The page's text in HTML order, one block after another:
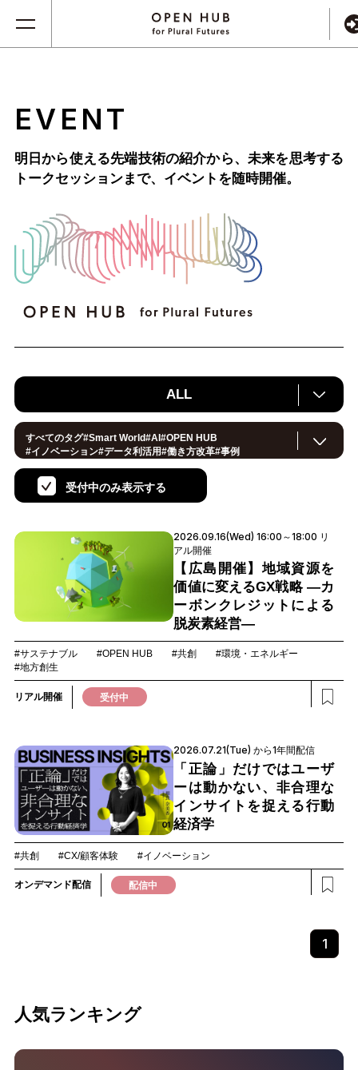
EVENT
明日から使える先端技術の紹介から、未来を思考する
トークセッションまで、 イベントを随時開催。
ALL
すべてのタグ#Smart World#AI#OPEN HUB
#イノベーション#データ利活用#働き方改革#事例
環境・エネルギー IoT#
スマートシティ
地方創生#製造#小売・流通# ロボティクス
#デジタルツイン#5G#スマートファクトリー
スマートインダストリー 教育#公共
サプライチェーン# 孤独
受付中のみ表示する
2026.09.16(Wed) 16:00～18:00 リ
アル開催
【広島開催】地域資源を
価値に変えるGX戦略 ―カ
ーボンクレジットによる
脱炭素経営―
#サステナブル #OPEN HUB #共創
#環境・エネルギー
#地方創生
リアル開催 受付中
2026.07.21(Tue) から1年間配信
「正論」だけではユーザ
ーは動かない、非合理な
インサイトを捉える行動
経済学
#共創 #CX/顧客体験 #イノベーション
オンデマンド配信 配信中
1
人気ランキング